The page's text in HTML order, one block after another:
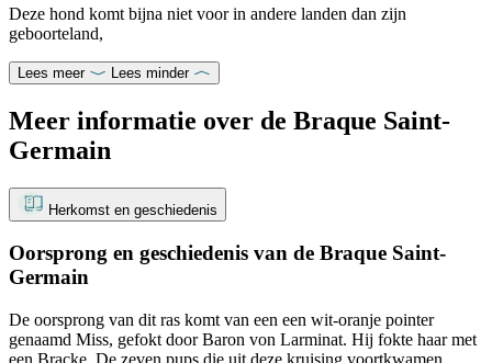
Deze hond komt bijna niet voor in andere landen dan zijn
geboorteland,
Lees meer Lees minder
Meer informatie over de Braque Saint-
Germain
Herkomst en geschiedenis
Oorsprong en geschiedenis van de Braque Saint-
Germain
De oorsprong van dit ras komt van een een wit-oranje pointer
genaamd Miss, gefokt door Baron von Larminat. Hij fokte haar met